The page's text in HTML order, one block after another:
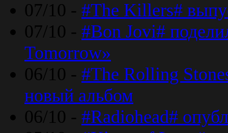
07/10 - #The Killers#
07/10 - #Bon Jovi#
Tomorrow»
06/10 - #The Rolling
новый альбом
06/10 - #Radiohead#